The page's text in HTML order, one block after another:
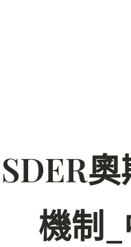
機制